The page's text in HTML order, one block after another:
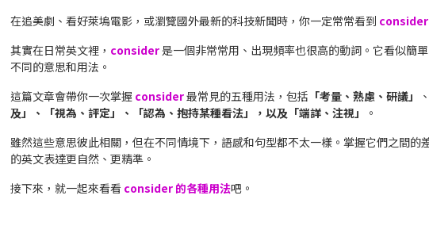
在追美劇、看好萊塢電影，或瀏覽國外最新的科技新聞時，你一定常常看到 consider
其實在日常英文裡， consider是一個非常常用、出現頻率也很高的動詞。它看似簡
不同的意思和用法。
這篇文章會帶你一次掌握 consider最常見的五種用法，包括 「考量、熟慮、研議」 、
及」、「視為、評定」、「認為、抱持某種看法」，以及「端詳、注視」
。
雖然這些意思彼此相關，但在不同情境下，語感和句型都不太一樣。掌握它們之間的
的英文表達更自然、更精準。
接下來，就一起來看看 consider 的各種用法吧。